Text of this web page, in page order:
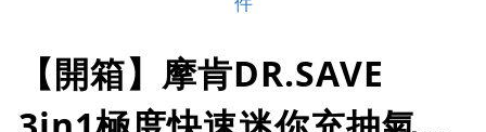
【開箱】摩肯DR.SAVE